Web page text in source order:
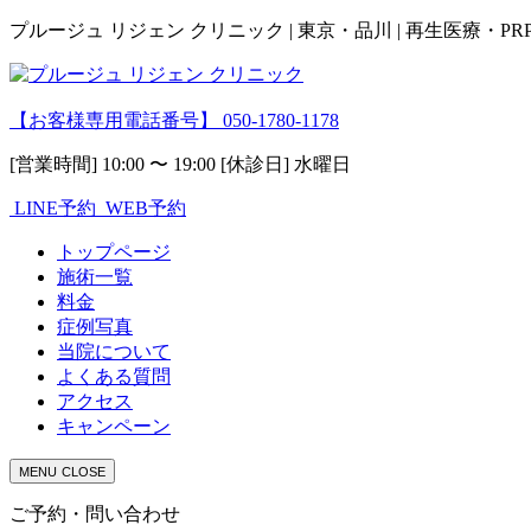
プルージュ リジェン クリニック | 東京・品川 | 再生医療・
【お客様専用電話番号】 050-1780-1178
[営業時間] 10:00 〜 19:00 [休診日] 水曜日
LINE予約 WEB予約
トップページ
施術一覧
料金
症例写真
当院について
よくある質問
アクセス
キャンペーン
MENU CLOSE
ご予約・問い合わせ